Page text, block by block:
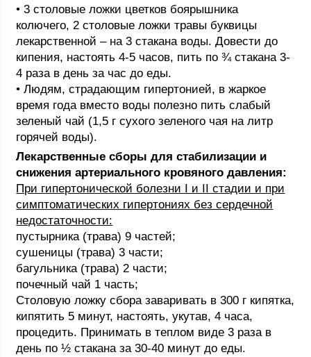
• 3 столовые ложки цветков боярышника
колючего, 2 столовые ложки травы буквицы
лекарственной – на 3 стакана воды. Довести до
кипения, настоять 4-5 часов, пить по ¾ стакана 3-
4 раза в день за час до еды.
• Людям, страдающим гипертонией, в жаркое
время года вместо воды полезно пить слабый
зеленый чай (1,5 г сухого зеленого чая на литр
горячей воды).
Лекарственные сборы для стабилизации и
снижения артериального кровяного давления:
При гипертонической болезни I и II стадии и при
симптоматических гипертониях без сердечной
недостаточности:
пустырника (трава) 9 частей;
сушеницы (трава) 3 части;
багульника (трава) 2 части;
почечный чай 1 часть;
Столовую ложку сбора заваривать в 300 г кипятка,
кипятить 5 минут, настоять, укутав, 4 часа,
процедить. Принимать в теплом виде 3 раза в
день по ½ стакана за 30-40 минут до еды.